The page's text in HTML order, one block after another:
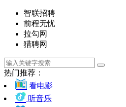
智联招聘
前程无忧
拉勾网
猎聘网
热门推荐：
看电影
听音乐